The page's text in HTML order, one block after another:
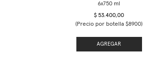
$ 53.400,00
(Precio por botella $8900)
AGREGAR